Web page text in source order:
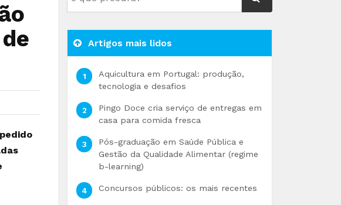
Artigos mais lidos
Aquicultura em Portugal: produção,
tecnologia e desafios
Pingo Doce cria serviço de entregas em
casa para comida fresca
Pós-graduação em Saúde Pública e
Gestão da Qualidade Alimentar (regime
b-learning)
Concursos públicos: os mais recentes